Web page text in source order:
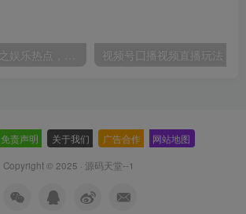
视频号创作分成之娱乐热点，最适合小白的赛道，每天赚点零花钱没问题【揭秘】
免责声明 关于我们 广告合作 网站地图
Copyright © 2025 · 源码天堂--1